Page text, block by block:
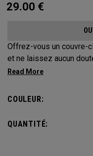
29.00 €
Offrez-vous un couvre-
et ne laissez aucun
Protégez votre
COULEUR:
QUANTITÉ: